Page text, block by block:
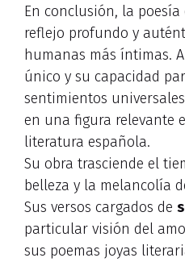
En conclusión, la poesía
reflejo profundo y
humanas más íntimas.
único y su capacidad
sentimientos
en una figura relevante
literatura española.
Su obra trasciende el
belleza y la melancolía
Sus versos cargados de
particular visión del
sus poemas joyas